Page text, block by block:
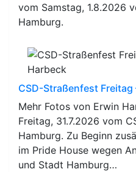
vom Samstag, 1.8.2026
Hamburg.
CSD-Straßenfest
Mehr Fotos von Erwin
Freitag, 31.7.2026 vom
Hamburg. Zu Beginn
im Pride House wegen
und Stadt Hamburg…